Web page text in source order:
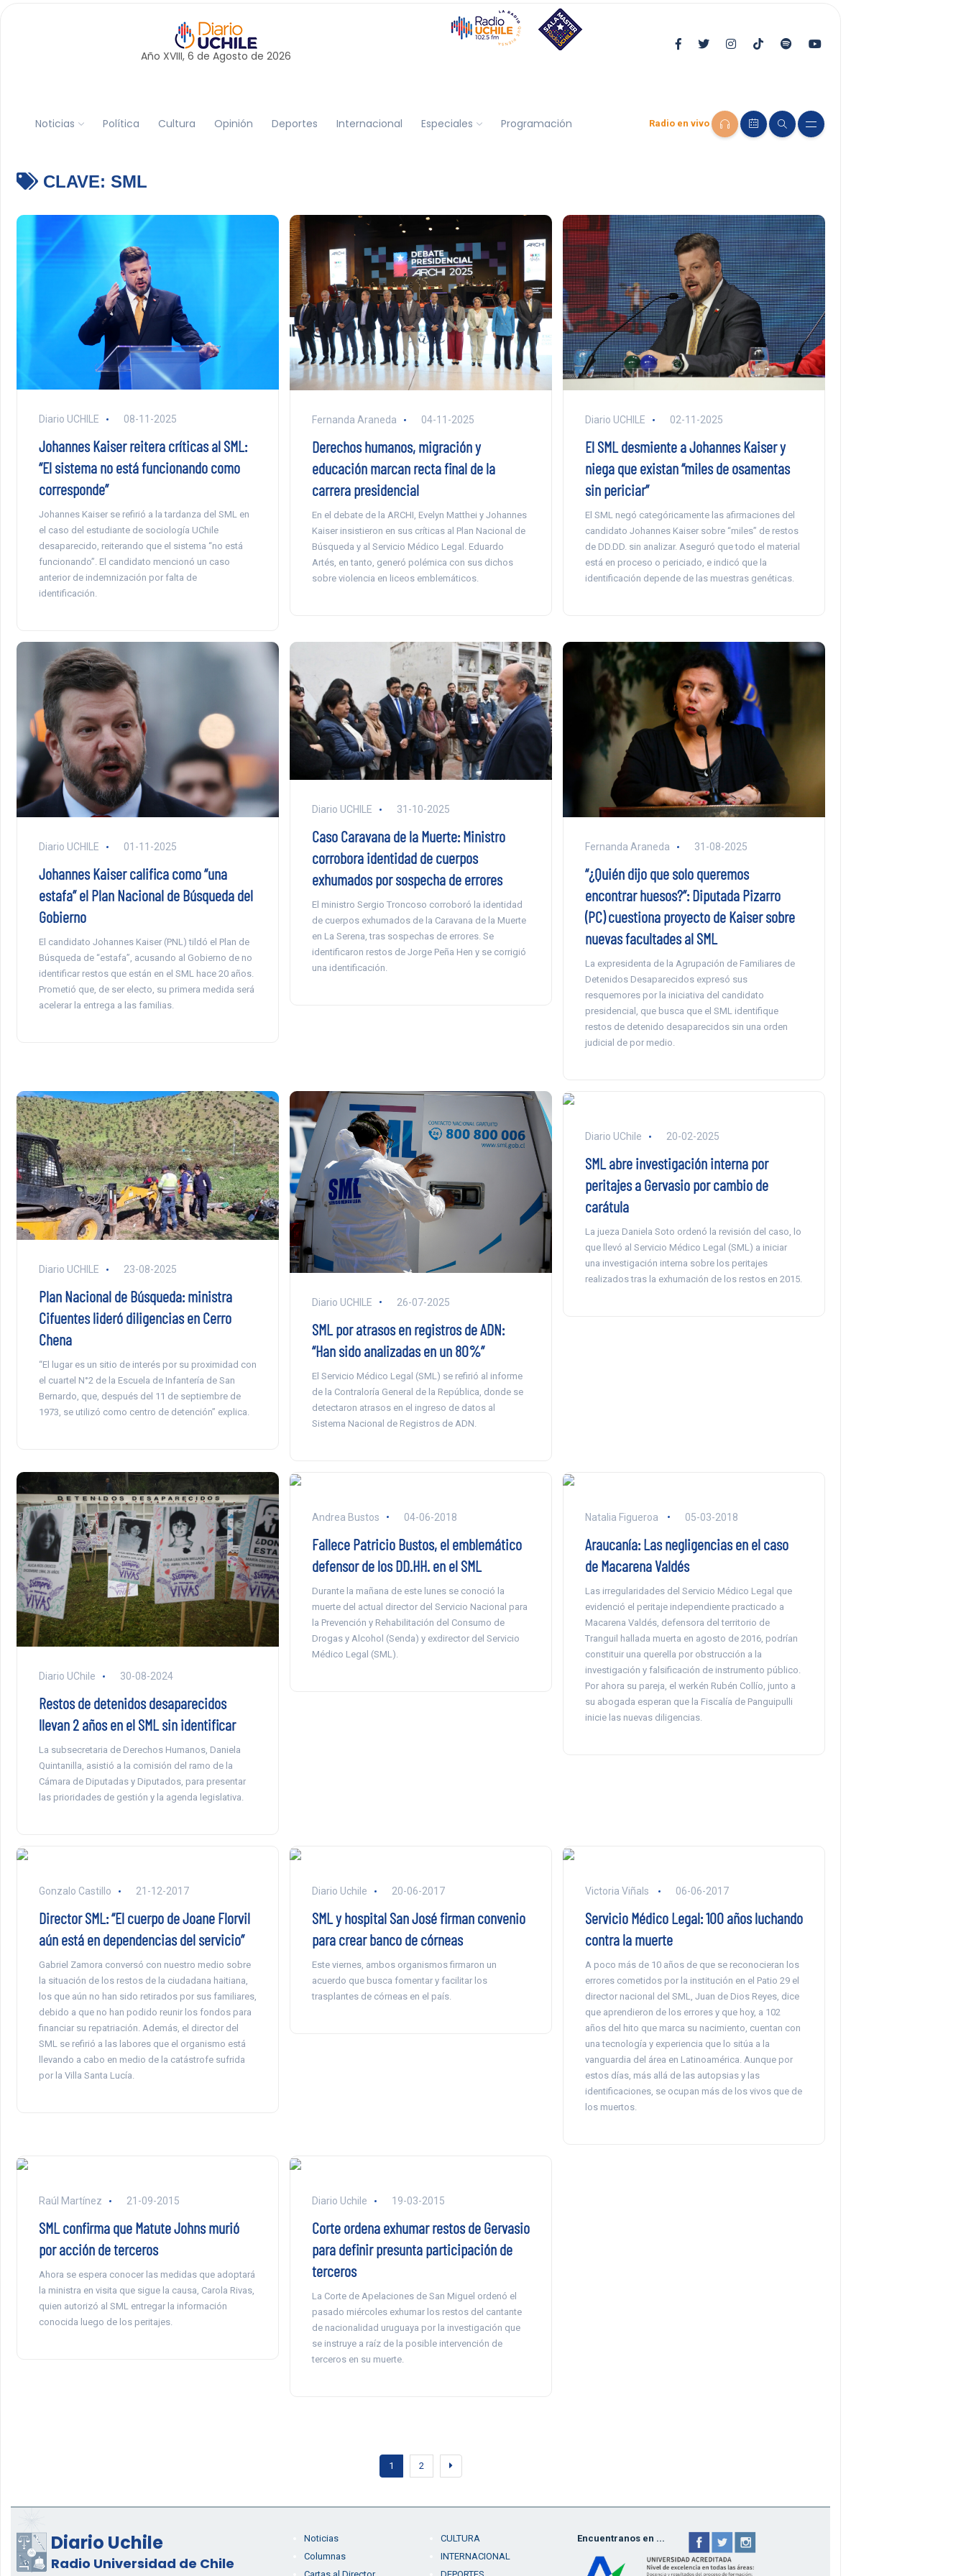
Año XVIII, 6 de Agosto de 2026
Noticias Política Cultura Opinión Deportes Internacional Especiales Programación Radio en vivo
CLAVE: SML
Diario UCHILE 08-11-2025
Johannes Kaiser reitera críticas al SML:
“El sistema no está funcionando como
corresponde”
Johannes Kaiser se refirió a la tardanza del SML en
el caso del estudiante de sociología UChile
desaparecido, reiterando que el sistema “no está
funcionando”. El candidato mencionó un caso
anterior de indemnización por falta de
identificación.
Fernanda Araneda 04-11-2025
Derechos humanos, migración y
educación marcan recta final de la
carrera presidencial
En el debate de la ARCHI, Evelyn Matthei y Johannes
Kaiser insistieron en sus críticas al Plan Nacional de
Búsqueda y al Servicio Médico Legal. Eduardo
Artés, en tanto, generó polémica con sus dichos
sobre violencia en liceos emblemáticos.
Diario UCHILE 02-11-2025
El SML desmiente a Johannes Kaiser y
niega que existan “miles de osamentas
sin periciar”
El SML negó categóricamente las afirmaciones del
candidato Johannes Kaiser sobre “miles” de restos
de DD.DD. sin analizar. Aseguró que todo el material
está en proceso o periciado, e indicó que la
identificación depende de las muestras genéticas.
Diario UCHILE 01-11-2025
Johannes Kaiser califica como “una
estafa” el Plan Nacional de Búsqueda del
Gobierno
El candidato Johannes Kaiser (PNL) tildó el Plan de
Búsqueda de “estafa”, acusando al Gobierno de no
identificar restos que están en el SML hace 20 años.
Prometió que, de ser electo, su primera medida será
acelerar la entrega a las familias.
Diario UCHILE 31-10-2025
Caso Caravana de la Muerte: Ministro
corrobora identidad de cuerpos
exhumados por sospecha de errores
El ministro Sergio Troncoso corroboró la identidad
de cuerpos exhumados de la Caravana de la Muerte
en La Serena, tras sospechas de errores. Se
identificaron restos de Jorge Peña Hen y se corrigió
una identificación.
Fernanda Araneda 31-08-2025
“¿Quién dijo que solo queremos
encontrar huesos?”: Diputada Pizarro
(PC) cuestiona proyecto de Kaiser sobre
nuevas facultades al SML
La expresidenta de la Agrupación de Familiares de
Detenidos Desaparecidos expresó sus
resquemores por la iniciativa del candidato
presidencial, que busca que el SML identifique
restos de detenido desaparecidos sin una orden
judicial de por medio.
Diario UCHILE 23-08-2025
Plan Nacional de Búsqueda: ministra
Cifuentes lideró diligencias en Cerro
Chena
“El lugar es un sitio de interés por su proximidad con
el cuartel N°2 de la Escuela de Infantería de San
Bernardo, que, después del 11 de septiembre de
1973, se utilizó como centro de detención” explica.
Diario UCHILE 26-07-2025
SML por atrasos en registros de ADN:
“Han sido analizadas en un 80%”
El Servicio Médico Legal (SML) se refirió al informe
de la Contraloría General de la República, donde se
detectaron atrasos en el ingreso de datos al
Sistema Nacional de Registros de ADN.
Diario UChile 20-02-2025
SML abre investigación interna por
peritajes a Gervasio por cambio de
carátula
La jueza Daniela Soto ordenó la revisión del caso, lo
que llevó al Servicio Médico Legal (SML) a iniciar
una investigación interna sobre los peritajes
realizados tras la exhumación de los restos en 2015.
Diario UChile 30-08-2024
Restos de detenidos desaparecidos
llevan 2 años en el SML sin identificar
La subsecretaria de Derechos Humanos, Daniela
Quintanilla, asistió a la comisión del ramo de la
Cámara de Diputadas y Diputados, para presentar
las prioridades de gestión y la agenda legislativa.
Andrea Bustos 04-06-2018
Fallece Patricio Bustos, el emblemático
defensor de los DD.HH. en el SML
Durante la mañana de este lunes se conoció la
muerte del actual director del Servicio Nacional para
la Prevención y Rehabilitación del Consumo de
Drogas y Alcohol (Senda) y exdirector del Servicio
Médico Legal (SML).
Natalia Figueroa 05-03-2018
Araucanía: Las negligencias en el caso
de Macarena Valdés
Las irregularidades del Servicio Médico Legal que
evidenció el peritaje independiente practicado a
Macarena Valdés, defensora del territorio de
Tranguil hallada muerta en agosto de 2016, podrían
constituir una querella por obstrucción a la
investigación y falsificación de instrumento público.
Por ahora su pareja, el werkén Rubén Collío, junto a
su abogada esperan que la Fiscalía de Panguipulli
inicie las nuevas diligencias.
Gonzalo Castillo 21-12-2017
Director SML: “El cuerpo de Joane Florvil
aún está en dependencias del servicio”
Gabriel Zamora conversó con nuestro medio sobre
la situación de los restos de la ciudadana haitiana,
los que aún no han sido retirados por sus familiares,
debido a que no han podido reunir los fondos para
financiar su repatriación. Además, el director del
SML se refirió a las labores que el organismo está
llevando a cabo en medio de la catástrofe sufrida
por la Villa Santa Lucía.
Diario Uchile 20-06-2017
SML y hospital San José firman convenio
para crear banco de córneas
Este viernes, ambos organismos firmaron un
acuerdo que busca fomentar y facilitar los
trasplantes de córneas en el país.
Victoria Viñals 06-06-2017
Servicio Médico Legal: 100 años luchando
contra la muerte
A poco más de 10 años de que se reconocieran los
errores cometidos por la institución en el Patio 29 el
director nacional del SML, Juan de Dios Reyes, dice
que aprendieron de los errores y que hoy, a 102
años del hito que marca su nacimiento, cuentan con
una tecnología y experiencia que lo sitúa a la
vanguardia del área en Latinoamérica. Aunque por
estos días, más allá de las autopsias y las
identificaciones, se ocupan más de los vivos que de
los muertos.
Raúl Martínez 21-09-2015
SML confirma que Matute Johns murió
por acción de terceros
Ahora se espera conocer las medidas que adoptará
la ministra en visita que sigue la causa, Carola Rivas,
quien autorizó al SML entregar la información
conocida luego de los peritajes.
Diario Uchile 19-03-2015
Corte ordena exhumar restos de Gervasio
para definir presunta participación de
terceros
La Corte de Apelaciones de San Miguel ordenó el
pasado miércoles exhumar los restos del cantante
de nacionalidad uruguaya por la investigación que
se instruye a raíz de la posible intervención de
terceros en su muerte.
1 2
Diario Uchile
Radio Universidad de Chile
Noticias
Columnas
CULTURA
INTERNACIONAL
Encuentranos en ...